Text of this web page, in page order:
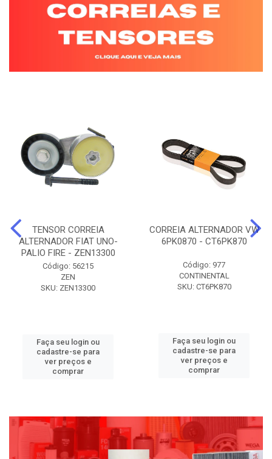
TENSOR CORREIA
ALTERNADOR FIAT UNO-
PALIO FIRE - ZEN13300
Código: 56215
ZEN
SKU: ZEN13300
Faça seu login ou
cadastre-se para
ver preços e
comprar
CORREIA ALTERNADOR VW
6PK0870 - CT6PK870
Código: 977
CONTINENTAL
SKU: CT6PK870
Faça seu login ou
cadastre-se para
ver preços e
comprar